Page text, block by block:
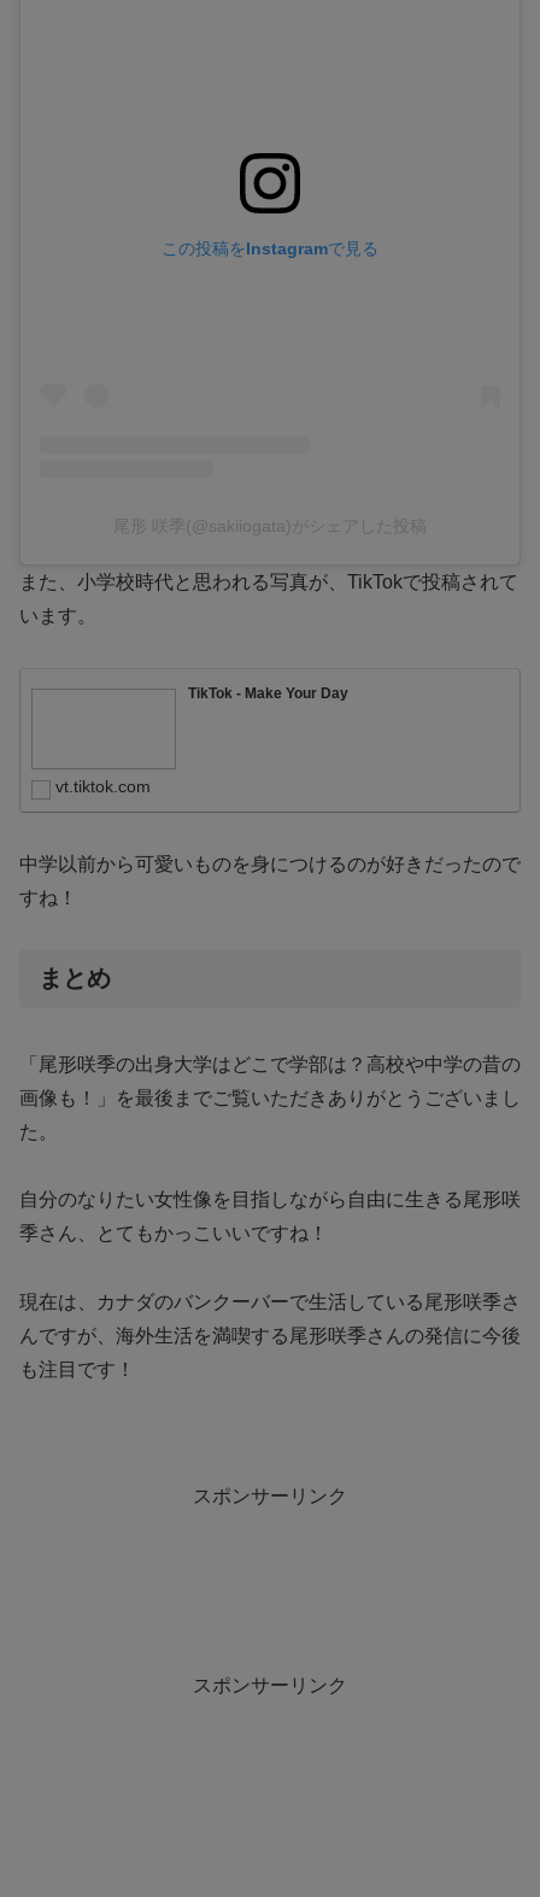
この投稿をInstagramで見る
尾形 咲季(@sakiiogata)がシェアした投稿
また、小学校時代と思われる写真が、TikTokで投稿されて
います。
TikTok - Make Your Day
vt.tiktok.com
中学以前から可愛いものを身につけるのが好きだったので
すね！
まとめ
「尾形咲季の出身大学はどこで学部は？高校や中学の昔の
画像も！」を最後までご覧いただきありがとうございまし
た。
自分のなりたい女性像を目指しながら自由に生きる尾形咲
季さん、とてもかっこいいですね！
現在は、カナダのバンクーバーで生活している尾形咲季さ
んですが、海外生活を満喫する尾形咲季さんの発信に今後
も注目です！
スポンサーリンク
スポンサーリンク